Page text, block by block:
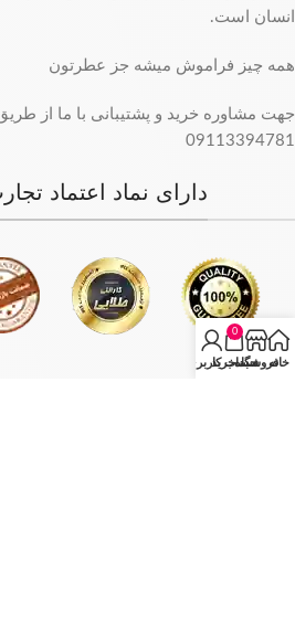
انسان است.
همه چیز فراموش میشه جز عطرتون
جهت مشاوره خرید و پشتیبانی با ما از
09113394781
دارای نماد اعتماد
خانهفروشگاه
0
سبد خرید
حساب کاربری من